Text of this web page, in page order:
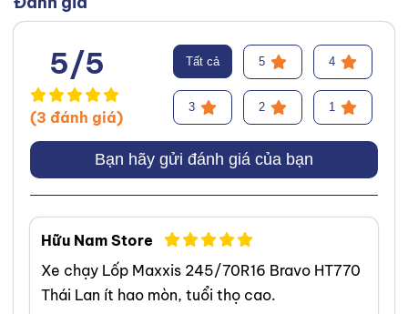
cân bằng lốp hiệu suất cao.
Trước đó, tôi đã tích lũy kinh
nghiệm tại hãng Mercedes với vai
trò kỹ sư Công Nghệ Ô Tô. Tôi tự
hào đã tư vấn thành công cho
hơn 3000+ khách hàng, giúp họ
lựa chọn được loại lốp phù hợp,
từ đó cải thiện hiệu suất và an
toàn khi vận hành xe. Chuyên
môn của tôi tập trung vào việc
phân tích và giải thích các yếu tố
quan trọng của lốp xe, bao gồm
5/5
(3 đánh giá)
Tất cả 5 4
3 2 1
Bạn hãy gửi đánh giá của bạn
Hữu Nam Store
Xe chạy Lốp Maxxis 245/70R16 Bravo HT770
Thái Lan ít hao mòn, tuổi thọ cao.